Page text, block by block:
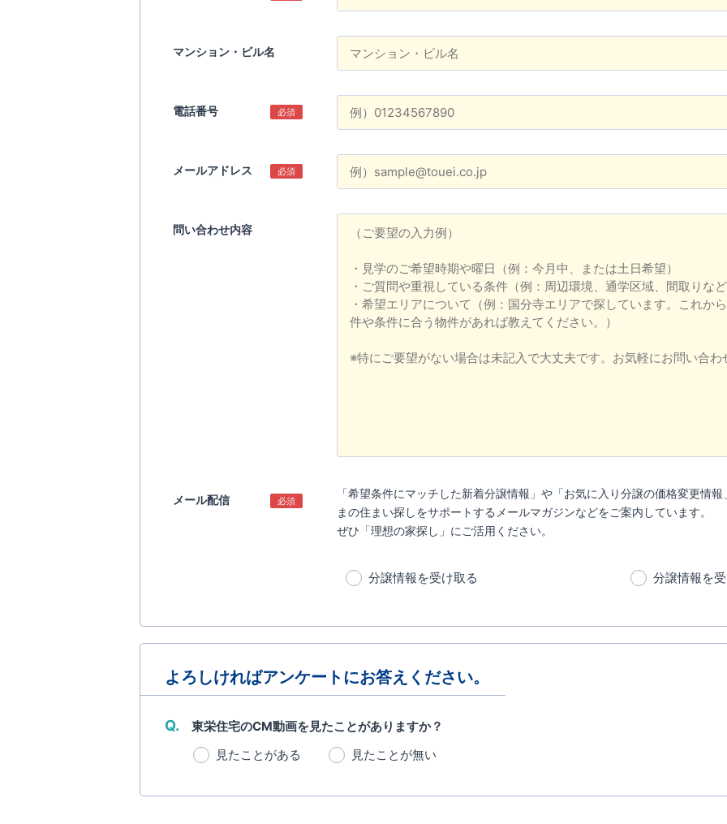
マンション・ビル名
電話番号 必須
メールアドレス 必須
問い合わせ内容
メール配信 必須
「希望条件にマッチした新着分譲情報」や「お気に入り分譲の価格変更情
まの住まい探しをサポートするメールマガジンなどをご案内しています。
ぜひ「理想の家探し」にご活用ください。
分譲情報を受け取る 分譲情報を
よろしければアンケートにお答えください。
Q. 東栄住宅のCM動画を見たことがありますか？
見たことがある
見たことが無い